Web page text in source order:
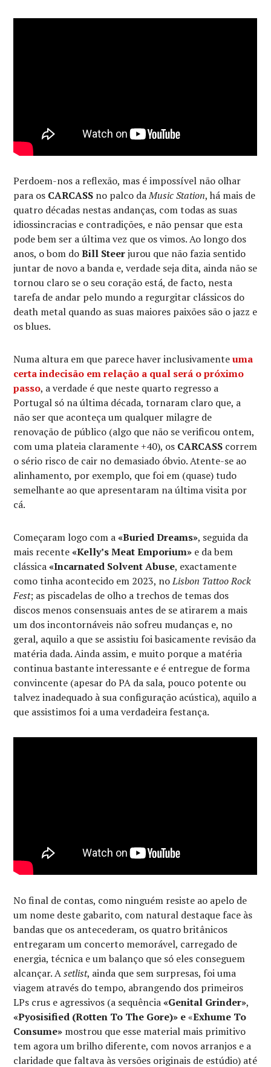
Perdoem-nos a reflexão, mas é impossível não olhar
para os CARCASS no palco daMusic Station, há mais de
quatro décadas nestas andanças, com todas as suas
idiossincracias e contradições, e não pensar que esta
pode bem ser a última vez que os vimos. Ao longo dos
anos, o bom doBill Steerjurou que não fazia sentido
juntar de novo a banda e, verdade seja dita, ainda não se
tornou claro se o seu coração está, de facto, nesta
tarefa de andar pelo mundo a regurgitar clássicos do
death metal quando as suas maiores paixões são o jazz e
os blues.
Numa altura em que parece haver inclusivamenteuma
certa indecisão em relação a qual será o próximo
passo, a verdade é que neste quarto regresso a
Portugal só na última década, tornaram claro que, a
não ser que aconteça um qualquer milagre de
renovação de público (algo que não se verificou ontem,
com uma plateia claramente +40), os CARCASS correm
o sério risco de cair no demasiado óbvio. Atente-se ao
alinhamento, por exemplo, que foi em (quase) tudo
semelhante ao que apresentaram na última visita por
cá.
Começaram logo com a«Buried Dreams», seguida da
mais recente«Kelly’s Meat Emporium» e da bem
clássica«Incarnated Solvent Abuse, exactamente
como tinha acontecido em 2023, noLisbon Tattoo Rock
Fest; as piscadelas de olho a trechos de temas dos
discos menos consensuais antes de se atirarem a mais
um dos incontornáveis não sofreu mudanças e, no
geral, aquilo a que se assistiu foi basicamente revisão da
matéria dada. Ainda assim, e muito porque a matéria
continua bastante interessante e é entregue de forma
convincente (apesar do PA da sala, pouco potente ou
talvez inadequado à sua configuração acústica), aquilo a
que assistimos foi a uma verdadeira festança.
No final de contas, como ninguém resiste ao apelo de
um nome deste gabarito, com natural destaque face às
bandas que os antecederam, os quatro britânicos
entregaram um concerto memorável, carregado de
energia, técnica e um balanço que só eles conseguem
alcançar. Asetlist, ainda que sem surpresas, foi uma
viagem através do tempo, abrangendo dos primeiros
LPs crus e agressivos (a sequência«Genital Grinder»,
«Pyosisified (Rotten To The Gore)» e«Exhume To
Consume» mostrou que esse material mais primitivo
tem agora um brilho diferente, com novos arranjos e a
claridade que faltava às versões originais de estúdio) até